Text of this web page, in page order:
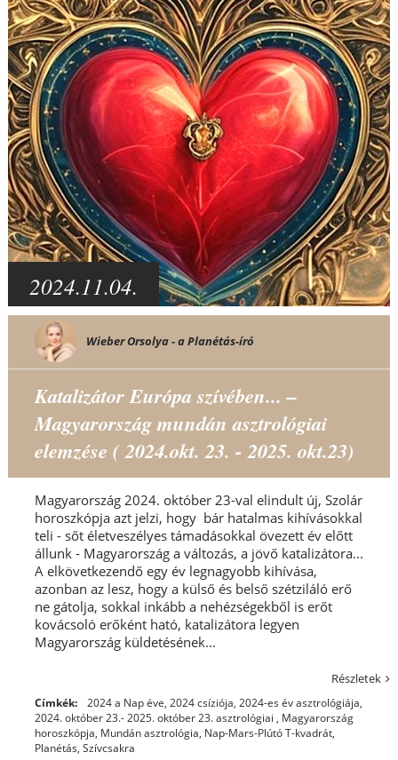
2024.11.04.
Wieber Orsolya - a Planétás-író
Katalizátor Európa szívében... –
Magyarország mundán asztrológiai
elemzése ( 2024.okt. 23. - 2025. okt.23)
Magyarország 2024. október 23-val elindult új, Szolár
horoszkópja azt jelzi, hogy bár hatalmas kihívásokkal
teli - sőt életveszélyes támadásokkal övezett év előtt
állunk - Magyarország a változás, a jövő katalizátora...
A elkövetkezendő egy év legnagyobb kihívása,
azonban az lesz, hogy a külső és belső szétziláló erő
ne gátolja, sokkal inkább a nehézségekből is erőt
kovácsoló erőként ható, katalizátora legyen
Magyarország küldetésének...
Részletek
Címkék: 2024 a Nap éve, 2024 csíziója, 2024-es év asztrológiája,
2024. október 23.- 2025. október 23. asztrológiai , Magyarország
horoszkópja, Mundán asztrológia, Nap-Mars-Plútó T-kvadrát,
Planétás, Szívcsakra